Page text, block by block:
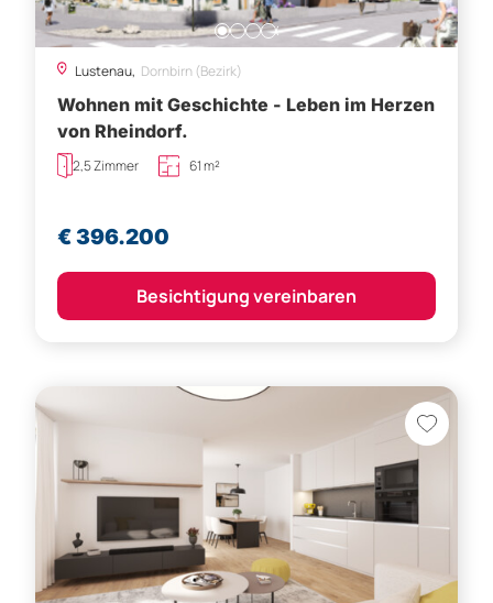
Lustenau, Dornbirn (Bezirk)
Wohnen mit Geschichte - Leben im Herzen
von Rheindorf.
2,5 Zimmer 61 m²
€ 396.200
Besichtigung vereinbaren